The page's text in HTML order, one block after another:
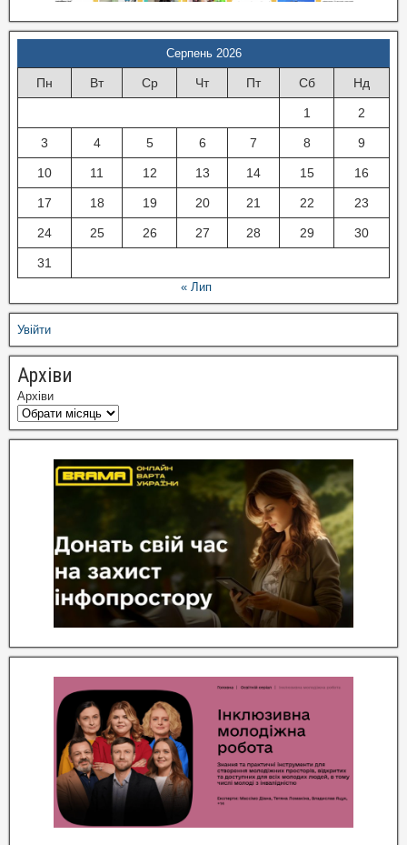
Серпень 2026
Пн Вт Ср Чт Пт Сб Нд
1 2
3 4 5 6 7 8 9
10 11 12 13 14 15 16
17 18 19 20 21 22 23
24 25 26 27 28 29 30
31
« Лип
Увійти
Архіви
Архіви